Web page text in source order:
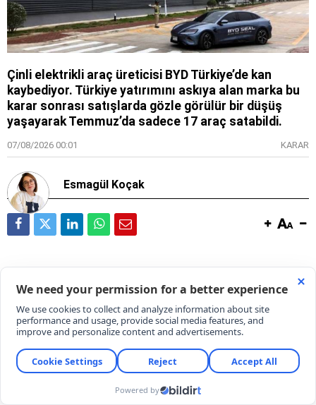
Çinli elektrikli araç üreticisi BYD Türkiye’de kan
kaybediyor. Türkiye yatırımını askıya alan marka bu
karar sonrası satışlarda gözle görülür bir düşüş
yaşayarak Temmuz’da sadece 17 araç satabildi.
07/08/2026 00:01 KARAR
Esmagül Koçak